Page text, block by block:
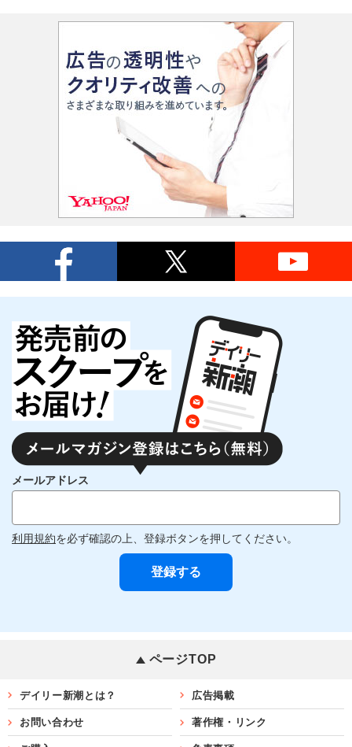
メールアドレス
利用規約を必ず確認の上、登録ボタンを押してください。
ページTOP
デイリー新潮とは？ 広告掲載
お問い合わせ 著作権・リンク